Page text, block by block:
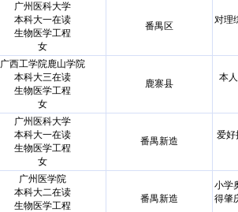
广州医科大学
本科大一在读
生物医学工程
女
番禺区
对理
广西工学院鹿山学院
本科大三在读
生物医学工程
女
鹿寨县
本
广州医科大学
本科大一在读
生物医学工程
女
番禺新造
爱好
广州医学院
本科大二在读
生物医学工程
番禺新造
小学
得肇